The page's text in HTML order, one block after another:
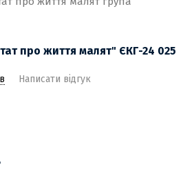
про життя малят" ЄКГ-24 025
Написати відгук